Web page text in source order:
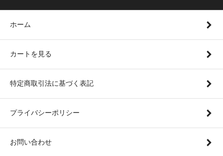
ホーム
カートを見る
特定商取引法に基づく表記
プライバシーポリシー
お問い合わせ